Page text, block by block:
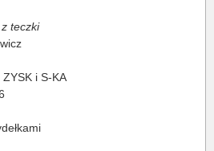
z teczki
i S-KA